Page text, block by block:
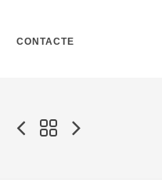
CONTACTE